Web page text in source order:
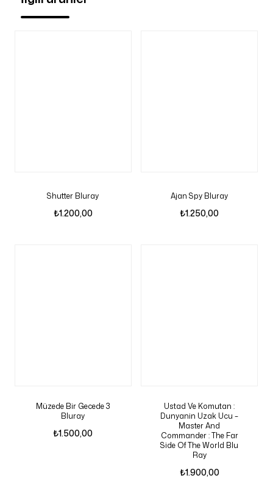
Shutter Bluray
₺1.200,00
Ajan Spy Bluray
₺1.250,00
Müzede Bir Gecede 3
Bluray
₺1.500,00
Ustad Ve Komutan :
Dunyanin Uzak Ucu –
Master And
Commander : The Far
Side Of The World Blu
Ray
₺1.900,00